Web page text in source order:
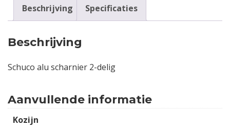
Beschrijving Specificaties
Beschrijving
Schuco alu scharnier 2-delig
Aanvullende informatie
Kozijn